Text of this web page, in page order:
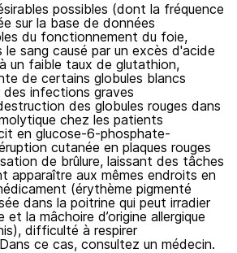
possibles (dont la fréquence
sur la base de données
du fonctionnement du foie,
sang causé par un excès d'acide
un faible taux de glutathion,
de certains globules blancs
infections graves
des globules rouges dans
chez les patients
en glucose-6-phosphate-
cutanée en plaques rouges
de brûlure, laissant des tâches
apparaître aux mêmes endroits en
(érythème pigmenté
dans la poitrine qui peut irradier
et la mâchoire d’origine allergique
difficulté à respirer
ce cas, consultez un médecin.